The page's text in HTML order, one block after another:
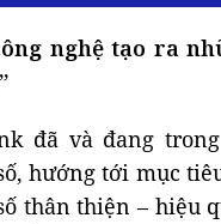
nghệ tạo ra
đã và đang
hướng tới mục
thân thiện – hiệu